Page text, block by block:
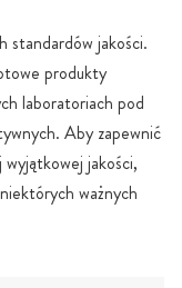
standardów jakości.
produkty
laboratoriach pod
Aby zapewnić
wyjątkowej jakości,
ważnych